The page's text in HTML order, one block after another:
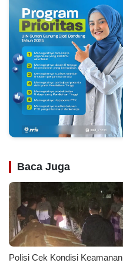
Baca Juga
Polisi Cek Kondisi Keamanan